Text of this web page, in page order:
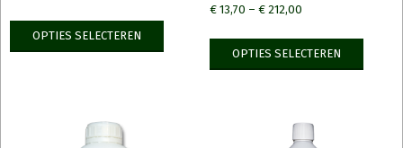
OPTIES SELECTEREN
Dit
product
€13,70 – €212,00
OPTIES SELECTEREN
Dit